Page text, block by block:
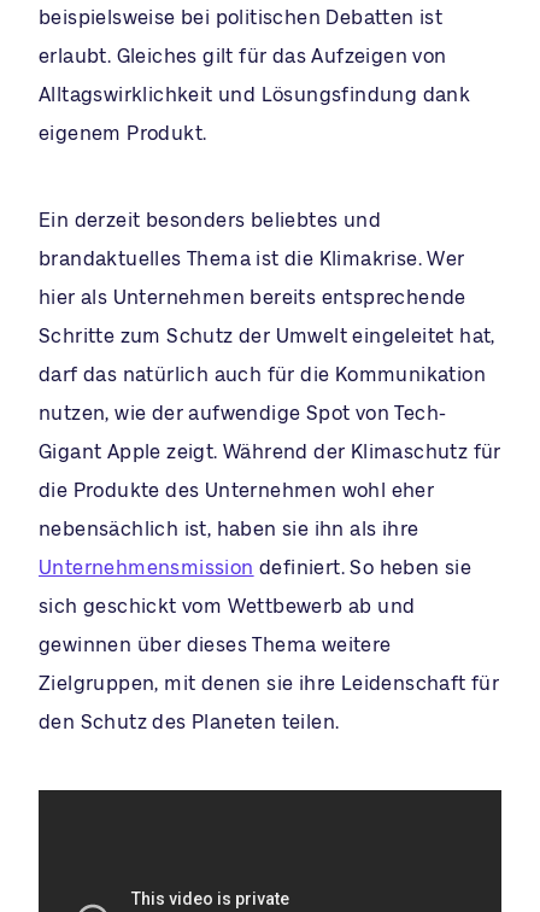
beispielsweise bei politischen Debatten ist
erlaubt. Gleiches gilt für das Aufzeigen von
Alltagswirklichkeit und Lösungsfindung dank
eigenem Produkt.
Ein derzeit besonders beliebtes und
brandaktuelles Thema ist die Klimakrise. Wer
hier als Unternehmen bereits entsprechende
Schritte zum Schutz der Umwelt eingeleitet hat,
darf das natürlich auch für die Kommunikation
nutzen, wie der aufwendige Spot von Tech-
Gigant Apple zeigt. Während der Klimaschutz für
die Produkte des Unternehmen wohl eher
nebensächlich ist, haben sie ihn als ihre
Unternehmensmission definiert. So heben sie
sich geschickt vom Wettbewerb ab und
gewinnen über dieses Thema weitere
Zielgruppen, mit denen sie ihre Leidenschaft für
den Schutz des Planeten teilen.